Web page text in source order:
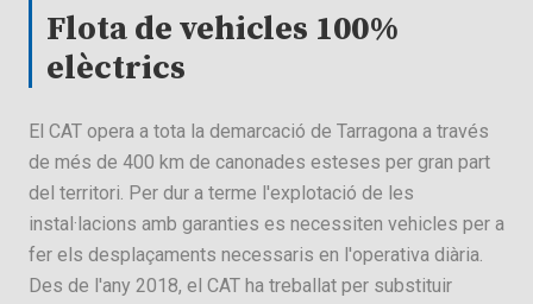
Flota de vehicles 100%
elèctrics
El CAT opera a tota la demarcació de Tarragona a través
de més de 400 km de canonades esteses per gran part
del territori. Per dur a terme l'explotació de les
instal·lacions amb garanties es necessiten vehicles per a
fer els desplaçaments necessaris en l'operativa diària.
Des de l'any 2018, el CAT ha treballat per substituir